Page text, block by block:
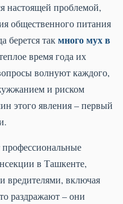
настоящей проблемой,
общественного питания
берется такмного мух в
время года их
волнуют каждого,
и риском
этого явления – первый
в Ташкенте,
вредителями, включая
раздражают – они